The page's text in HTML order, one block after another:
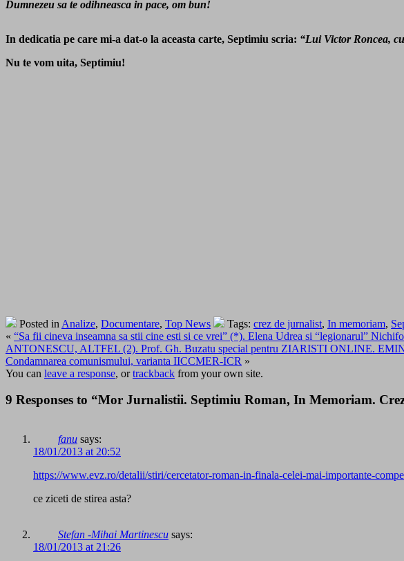
Dumnezeu sa te odihneasca in pace, om bun!
In dedicatia pe care mi-a dat-o la aceasta carte, Septimiu scria: “Lui Victor Roncea,
Nu te vom uita, Septimiu!
Posted in Analize, Documentare, Top News Tags: crez de jurnalist, In memoriam,
« “Sa fii cineva inseamna sa stii cine esti si ce vrei” (*). Elena Udrea si “legionarul”
ANTONESCU, ALTFEL (2). Prof. Gh. Buzatu special pentru ZIARISTI ONLINE.
Condamnarea comunismului, varianta IICCMER-ICR »
You can leave a response, ortrackback from your own site.
9 Responses to “Mor Jurnalistii. Septimiu Roman, In Memoriam.
fanu says:
18/01/2013 at 20:52
https://www.evz.ro/detalii/stiri/cercetator-roman-in-finala-celei-mai-importante-
ce ziceti de stirea asta?
Stefan -Mihai Martinescu says:
18/01/2013 at 21:26